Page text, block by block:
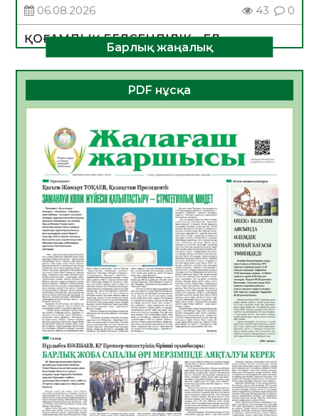
06.08.2026
43 0
ҚОҒАМДЫҚ БЕЛСЕНДІЛІК – ЕЛ
ДАМУЫНЫҢ НЕГІЗІ
06.08.2026
40 0
ҚҰРЫЛТАЙ САЙЛАУЫ – БОЛАШАҚҚА
06.08.2026
Инфекциялық ауруларға қарсы иммундау
жұмыстарының тиімділігі
06.08.2026
45
Көкжөтел ауруы туралы
06.08.2026
41
АПВ вакцинасы туралы мәлімет
06.08.2026
40
Open Air: Қызылорда облысы полиция
департаменті 20 мыңнан астам
көрерменнің қауіпсіздігін қамтамасыз етті
06.08.2026
54
ҚЫЗЫЛОРДАДА «САНАЛЫ ҰРПАҚ –
ЖАРҚЫН БОЛАШАҚ» АТТЫ КЕҢЕЙТІЛГЕН
Барлық жаңалық
PDF нұсқа